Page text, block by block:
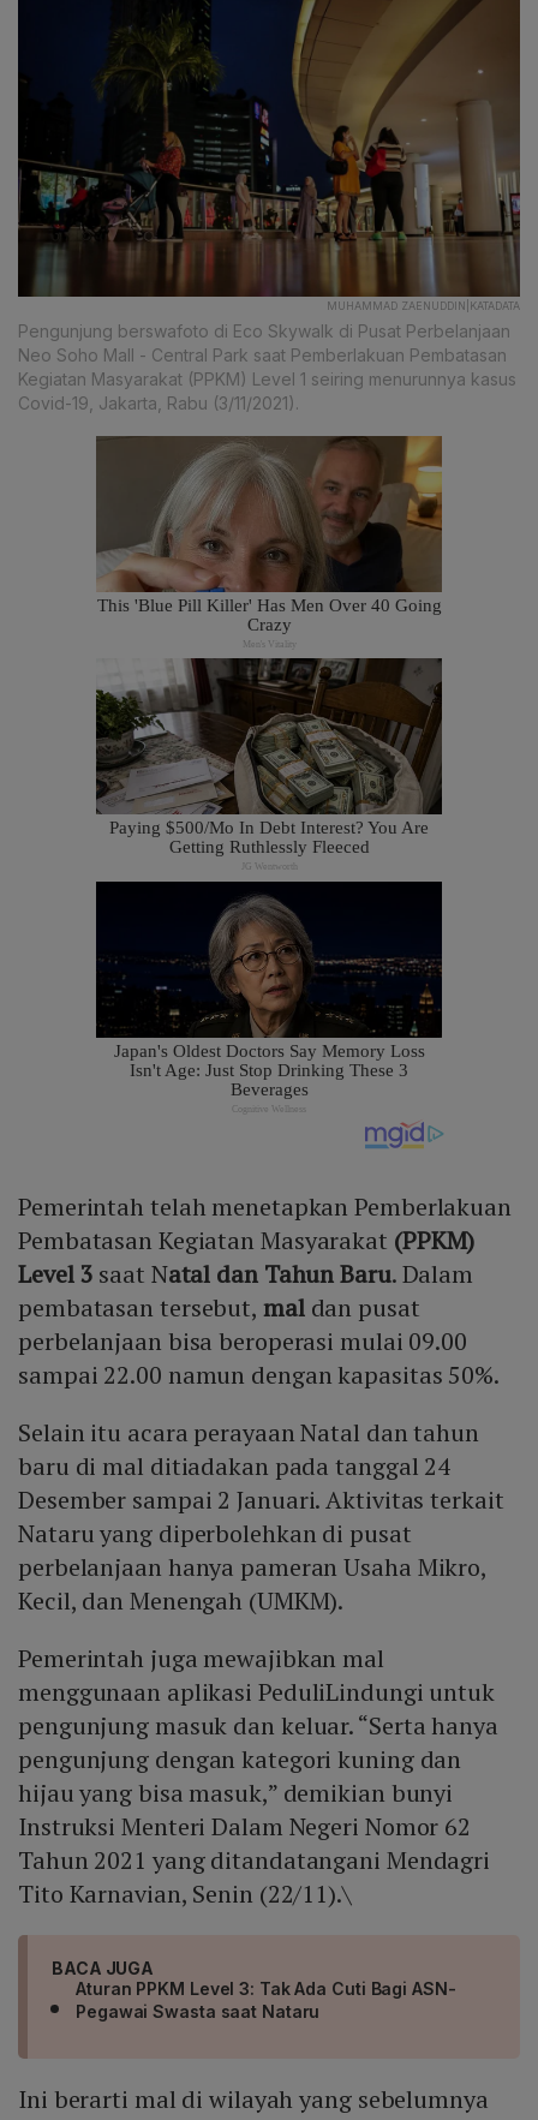
MUHAMMAD ZAENUDDIN|KATADATA
Pengunjung berswafoto di Eco Skywalk di Pusat Perbelanjaan
Neo Soho Mall - Central Park saat Pemberlakuan Pembatasan
Kegiatan Masyarakat (PPKM) Level 1 seiring menurunnya kasus
Covid-19, Jakarta, Rabu (3/11/2021).
Pemerintah telah menetapkan Pemberlakuan
Pembatasan Kegiatan Masyarakat (PPKM)
Level 3 saat Natal dan Tahun Baru. Dalam
pembatasan tersebut, maldan pusat
perbelanjaan bisa beroperasi mulai 09.00
sampai 22.00 namun dengan kapasitas 50%.
Selain itu acara perayaan Natal dan tahun
baru di mal ditiadakan pada tanggal 24
Desember sampai 2 Januari. Aktivitas terkait
Nataru yang diperbolehkan di pusat
perbelanjaan hanya pameran Usaha Mikro,
Kecil, dan Menengah (UMKM).
Pemerintah juga mewajibkan mal
menggunaan aplikasi PeduliLindungi untuk
pengunjung masuk dan keluar. “Serta hanya
pengunjung dengan kategori kuning dan
hijau yang bisa masuk,” demikian bunyi
Instruksi Menteri Dalam Negeri Nomor 62
Tahun 2021 yang ditandatangani Mendagri
Tito Karnavian, Senin (22/11).\
BACA JUGA
Aturan PPKM Level 3: Tak Ada Cuti Bagi ASN-
Pegawai Swasta saat Nataru
Ini berarti mal di wilayah yang sebelumnya